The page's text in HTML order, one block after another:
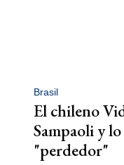
Brasil
El chileno
Sampaoli y
"perdedor"